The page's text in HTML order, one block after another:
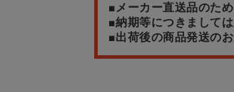
■メーカー直送品のた
■納期等につきまして
■出荷後の商品発送の